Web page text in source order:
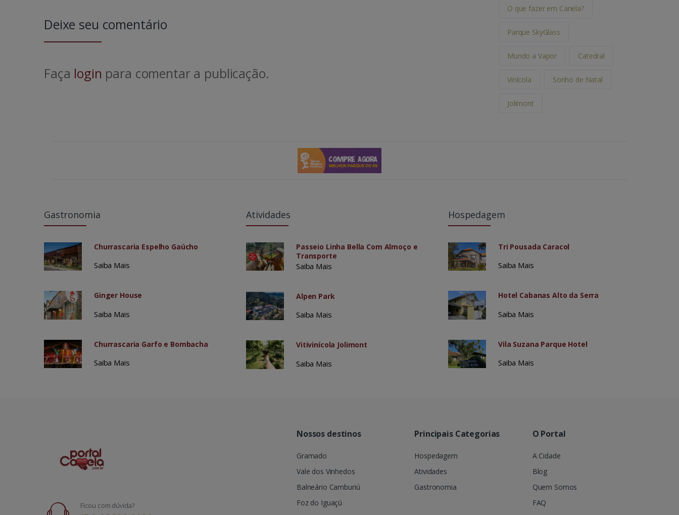
Deixe seu comentário
Faça login para comentar a publicação.
O que fazer em Canela?
Parque SkyGlass
Mundo a Vapor Catedral
Vinícola Sonho de Natal
Jolimont
Gastronomia
Churrascaria Espelho Gaúcho
Saiba Mais
Ginger House
Saiba Mais
Churrascaria Garfo e Bombacha
Saiba Mais
Atividades
Passeio Linha Bella Com Almoço e
Transporte
Saiba Mais
Alpen Park
Saiba Mais
Vitivinícola Jolimont
Saiba Mais
Hospedagem
Tri Pousada Caracol
Saiba Mais
Hotel Cabanas Alto da Serra
Saiba Mais
Vila Suzana Parque Hotel
Saiba Mais
Ficou com dúvida?
Nossos destinos
Gramado
Vale dos Vinhedos
Balneário Camburiú
Foz do Iguaçú
Principais Categorias
Hospedagem
Atividades
Gastronomia
O Portal
A Cidade
Blog
Quem Somos
FAQ